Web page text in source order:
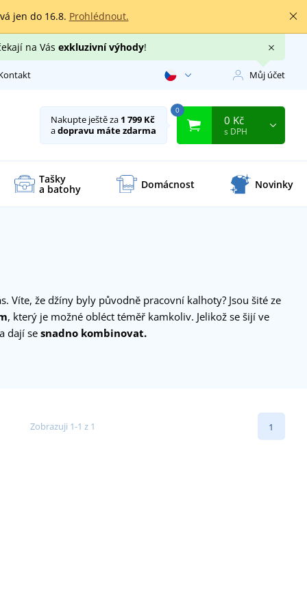
jen do 16.8. Prohlédnout.
na Vás exkluzivní výhody!
Můj účet
Nakupte ještě za 1 799 Kč
adopravu máte zdarma
0
0 Kč
s DPH
Tašky
a batohy Domácnost Novinky
Víte, že džíny byly původně pracovní kalhoty? Jsou šité ze
, který je možné obléct téměř kamkoliv. Jelikož se šijí ve
dají sesnadno kombinovat.
Zobrazuji 1-1 z 1 1